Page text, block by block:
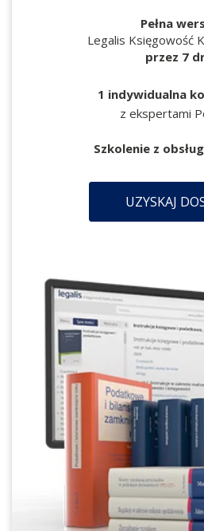
Pełna
Legalis Księgowość
przez 7
1 indywidualna
z ekspertami
Szkolenie z
UZYSKAJ